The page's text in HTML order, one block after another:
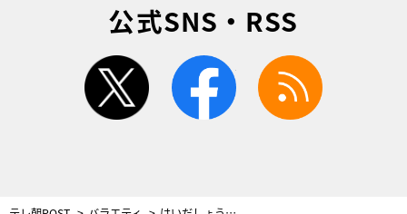
公式SNS・RSS
twitter facebook